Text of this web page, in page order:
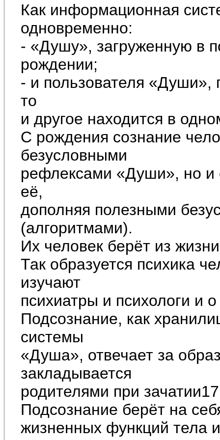
Как информационная
одновременно:
- «Душу», загруженную в
рождении;
- и пользователя «Души»,
то
и другое находится в
С рождения сознание
безусловными
рефлексами «Души», но и
её,
дополняя полезными
(алгоритмами).
Их человек берёт из
Так образуется психика
изучают
психиатры и психологи и
Подсознание, как
системы
«Душа», отвечает за
закладывается
родителями при
Подсознание берёт на
жизненных функций тела